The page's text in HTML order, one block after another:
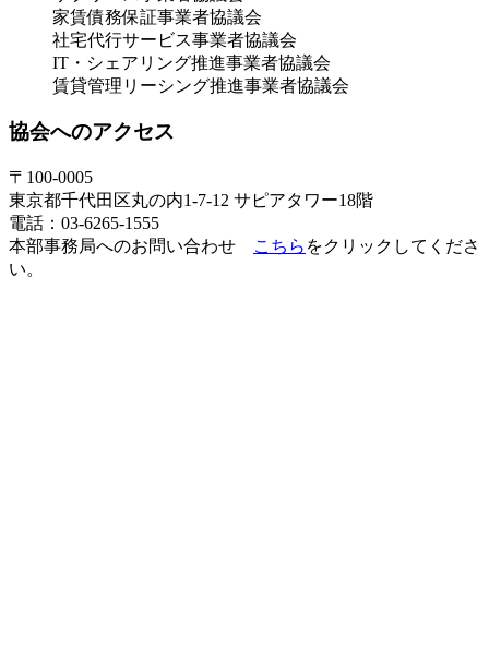
家賃債務保証事業者協議会
社宅代行サービス事業者協議会
IT・シェアリング推進事業者協議会
賃貸管理リーシング推進事業者協議会
協会へのアクセス
〒100-0005
東京都千代田区丸の内1-7-12 サピアタワー18階
電話：03-6265-1555
本部事務局へのお問い合わせ
こちら をクリックしてくださ
い。